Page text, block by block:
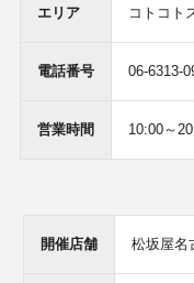
エリア コトコト
電話番号 06-6313-
営業時間 10:00～
開催店舗 松坂屋名